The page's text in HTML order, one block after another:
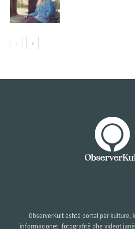
ObserverKult është portal për kulturë,
informacionet, fotografitë dhe videot